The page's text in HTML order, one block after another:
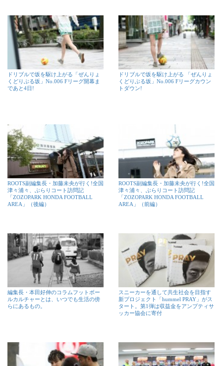
ドリブルで坂を駆け上がる「ぜんりょ
くどりぶる坂」No.006 Fリーグ開幕ま
であと4日!
ドリブルで坂を駆け上がる 「ぜんりょ
くどりぶる坂」No.006 Fリーグカウン
トダウン!
ROOTS副編集長・加藤未央が行く!全国
津々浦々、ぶらりコート訪問記
「ZOZOPARK HONDA FOOTBALL
AREA」（後編）
ROOTS副編集長・加藤未央が行く!全国
津々浦々、ぶらりコート訪問記
「ZOZOPARK HONDA FOOTBALL
AREA」（前編）
編集長・本田好伸のコラムフットボー
ルカルチャーとは、いつでも生活の傍
らにあるもの。
スニーカーを通して共生社会を目指す
新プロジェクト「hummel PRAY」がス
タート。第1弾は収益金をアンプティサ
ッカー協会に寄付